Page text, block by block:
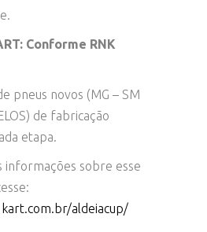
Conforme RNK
pneus novos (MG – SM
de fabricação
etapa.
informações sobre esse
aldeiacup/